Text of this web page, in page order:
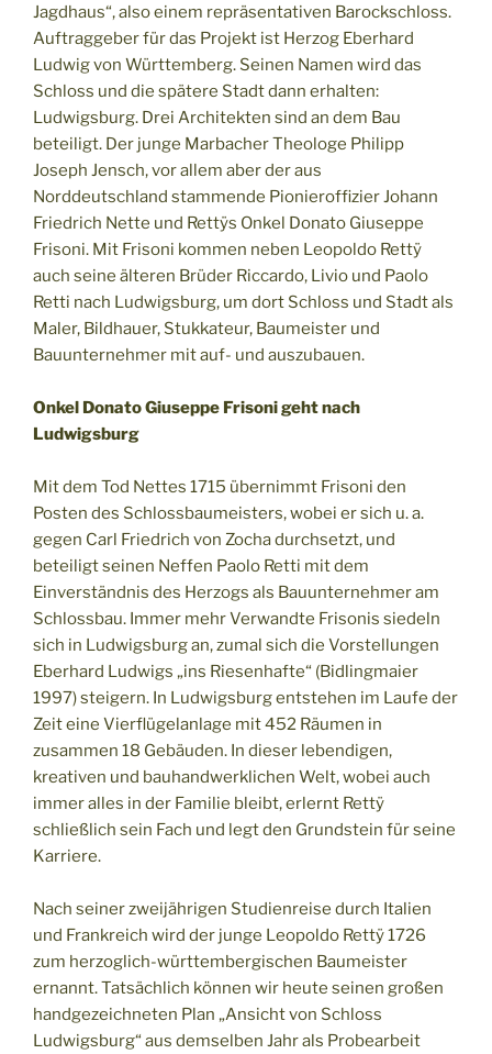
Jagdhaus“, also einem repräsentativen Barockschloss.
Auftraggeber für das Projekt ist Herzog Eberhard
Ludwig von Württemberg. Seinen Namen wird das
Schloss und die spätere Stadt dann erhalten:
Ludwigsburg. Drei Architekten sind an dem Bau
beteiligt. Der junge Marbacher Theologe Philipp
Joseph Jensch, vor allem aber der aus
Norddeutschland stammende Pionieroffizier Johann
Friedrich Nette und Rettÿs Onkel Donato Giuseppe
Frisoni. Mit Frisoni kommen neben Leopoldo Rettÿ
auch seine älteren Brüder Riccardo, Livio und Paolo
Retti nach Ludwigsburg, um dort Schloss und Stadt als
Maler, Bildhauer, Stukkateur, Baumeister und
Bauunternehmer mit auf- und auszubauen.
Onkel Donato Giuseppe Frisoni geht nach
Ludwigsburg
Mit dem Tod Nettes 1715 übernimmt Frisoni den
Posten des Schlossbaumeisters, wobei er sich u. a.
gegen Carl Friedrich von Zocha durchsetzt, und
beteiligt seinen Neffen Paolo Retti mit dem
Einverständnis des Herzogs als Bauunternehmer am
Schlossbau. Immer mehr Verwandte Frisonis siedeln
sich in Ludwigsburg an, zumal sich die Vorstellungen
Eberhard Ludwigs „ins Riesenhafte“ (Bidlingmaier
1997) steigern. In Ludwigsburg entstehen im Laufe der
Zeit eine Vierflügelanlage mit 452 Räumen in
zusammen 18 Gebäuden. In dieser lebendigen,
kreativen und bauhandwerklichen Welt, wobei auch
immer alles in der Familie bleibt, erlernt Rettÿ
schließlich sein Fach und legt den Grundstein für seine
Karriere.
Nach seiner zweijährigen Studienreise durch Italien
und Frankreich wird der junge Leopoldo Rettÿ 1726
zum herzoglich-württembergischen Baumeister
ernannt. Tatsächlich können wir heute seinen großen
handgezeichneten Plan „Ansicht von Schloss
Ludwigsburg“ aus demselben Jahr als Probearbeit